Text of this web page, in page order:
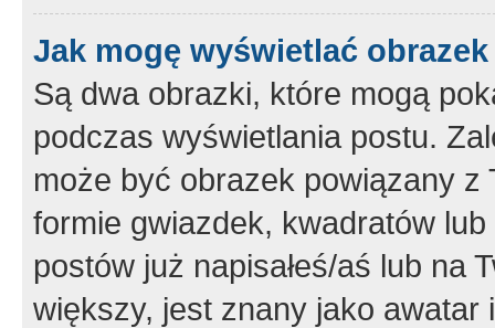
Jak mogę wyświetlać
Są dwa obrazki, które mogą
podczas wyświetlania postu.
może być obrazek powiązany z
formie gwiazdek, kwadratów
postów już napisałeś/aś lub na
większy, jest znany jako